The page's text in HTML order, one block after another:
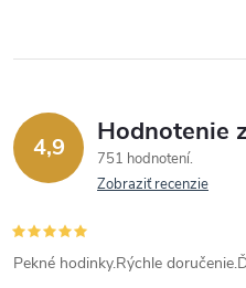
4,9 Hodnotenie
751 hodnotení
Zobraziť recenzie
Pekné hodinky.Rýchle